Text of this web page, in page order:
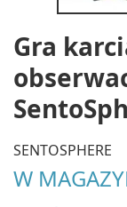
Gra
SENTOSPHERE
W